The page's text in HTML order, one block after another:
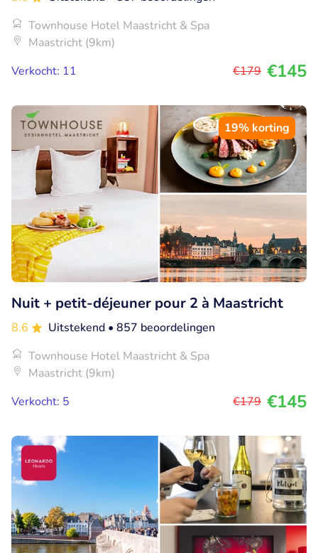
Townhouse Hotel Maastricht & Spa
Maastricht (9km)
Verkocht: 11
€179 €145
19% korting
Nuit + petit-déjeuner pour 2 à Maastricht
8.6 Uitstekend • 857 beoordelingen
Townhouse Hotel Maastricht & Spa
Maastricht (9km)
Verkocht: 5
€179 €145